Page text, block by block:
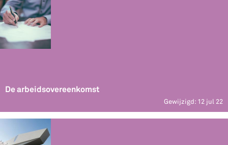
De arbeidsovereenkomst
Gewijzigd: 12 jul 22